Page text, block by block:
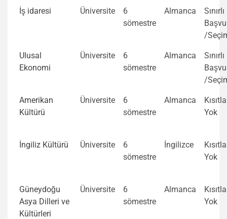
İş idaresi Üniversite
6
sömestre
Almanca
Sınırlı
/
Ulusal
Ekonomi
Üniversite
6
sömestre
Almanca
Sınırlı
/
Amerikan
Kültürü
Üniversite
6
sömestre
Almanca
Yok
İngiliz Kültürü Üniversite
6
sömestre
İngilizce
Yok
Güneydoğu
Asya Dilleri ve
Kültürleri
Üniversite
6
sömestre
Almanca
Yok